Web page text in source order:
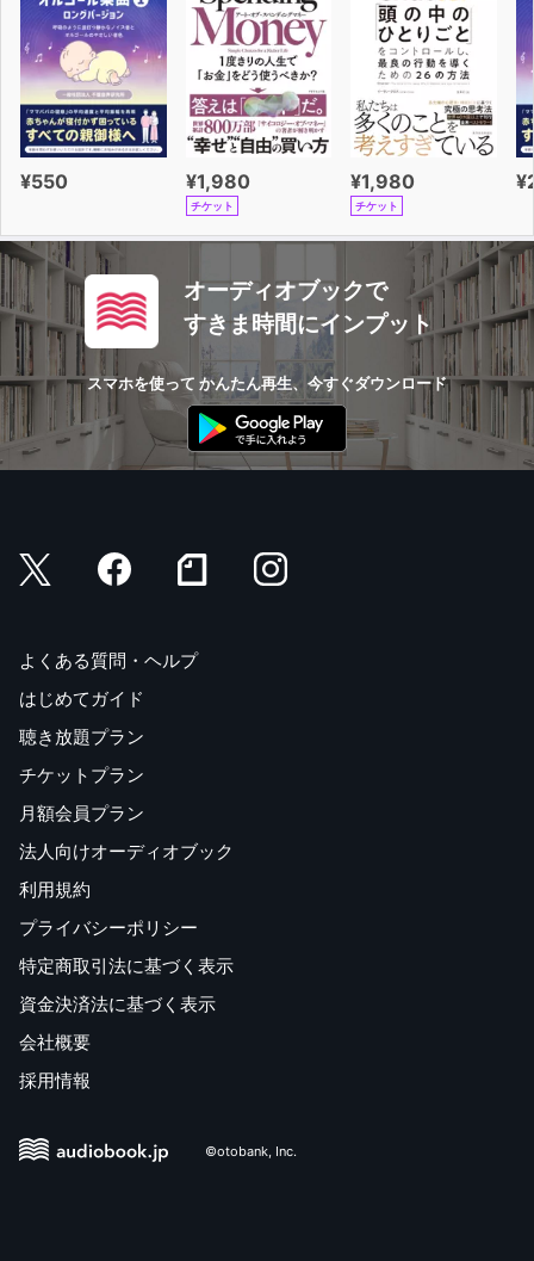
¥550 ¥1,980
チケット
¥1,980
チケット
オーディオブックで
すきま時間にインプット
スマホを使って かんたん再生、今すぐダウンロード
よくある質問・ヘルプ
はじめてガイド
聴き放題プラン
チケットプラン
月額会員プラン
法人向けオーディオブック
利用規約
プライバシーポリシー
特定商取引法に基づく表示
資金決済法に基づく表示
会社概要
採用情報
©otobank, Inc.